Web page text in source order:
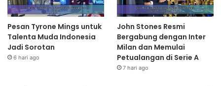
Pesan Tyrone Mings untuk
Talenta Muda Indonesia
Jadi Sorotan
6 hari ago
John Stones Resmi
Bergabung dengan Inter
Milan dan Memulai
Petualangan di Serie A
7 hari ago